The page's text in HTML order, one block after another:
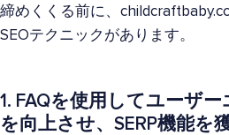
締めくくる前に、
SEOテクニックがあります。
1. FAQを使用してユーザ
を向上させ、SERP機能を